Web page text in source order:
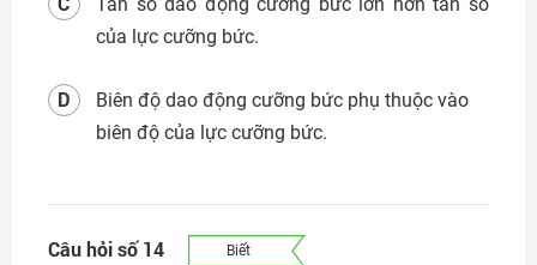
của lực cưỡng bức.
Biên độ dao động cưỡng bức phụ thuộc vào
biên độ của lực cưỡng bức.
D
Câu hỏi số 14 Biết